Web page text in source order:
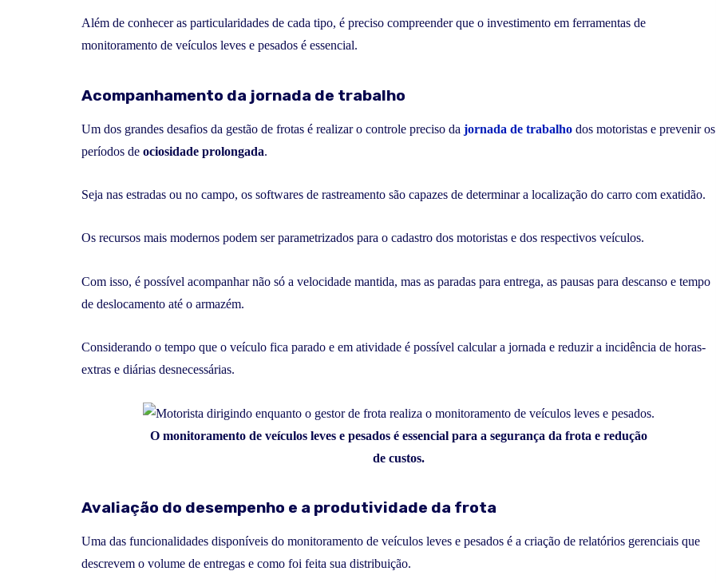
Além de conhecer as particularidades de cada tipo, é preciso compreender que o investimento em ferramentas de
monitoramento de veículos leves e pesados é essencial.
Acompanhamento da jornada de trabalho
Um dos grandes desafios da gestão de frotas é realizar o controle preciso da jornada de trabalho dos motoristas e prevenir os
períodos de ociosidade prolongada.
Seja nas estradas ou no campo, os softwares de rastreamento são capazes de determinar a localização do carro com exatidão.
Os recursos mais modernos podem ser parametrizados para o cadastro dos motoristas e dos respectivos veículos.
Com isso, é possível acompanhar não só a velocidade mantida, mas as paradas para entrega, as pausas para descanso e tempo
de deslocamento até o armazém.
Considerando o tempo que o veículo fica parado e em atividade é possível calcular a jornada e reduzir a incidência de horas-
extras e diárias desnecessárias.
O monitoramento de veículos leves e pesados é essencial para a segurança da frota e redução
de custos.
Avaliação do desempenho e a produtividade da frota
Uma das funcionalidades disponíveis do monitoramento de veículos leves e pesados é a criação de relatórios gerenciais que
descrevem o volume de entregas e como foi feita sua distribuição.